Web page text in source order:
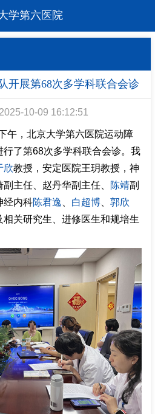
学第六医院
医院概况
科室介绍
就诊服务
科学研究
教育培训
合作支援
招聘专栏
开展第68次多学科联合会诊
10-09 16:12:51
午，北京大学第六医院运动障
了第68次多学科联合会诊。我
欣教授，安定医院王玥教授，神
主任、赵丹华副主任、 陈靖副
经内科陈君逸 白超博、 郭欣
相关研究生、进修医生和规培生